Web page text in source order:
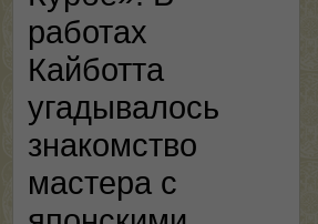
работах
Кайботта
угадывалось
знакомство
мастера с